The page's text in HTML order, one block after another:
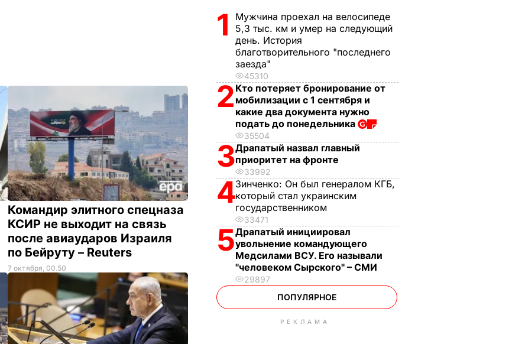
Командир элитного спецназа
КСИР не выходит на связь
после авиаударов Израиля
по Бейруту – Reuters
7 октября, 00.50
1
Мужчина проехал на велосипеде
5,3 тыс. км и умер на следующий
день. История
благотворительного "последнего
заезда"
45310
2 Кто потеряет бронирование от
мобилизации с 1 сентября и
какие два документа нужно
подать до понедельника
35504
3Драпатый назвал главный
приоритет на фронте
33992
4Зинченко: Он был генералом КГБ,
который стал украинским
государственником
33471
5Драпатый инициировал
увольнение командующего
Медсилами ВСУ. Его называли
"человеком Сырского" – СМИ
29897
ПОПУЛЯРНОЕ
РЕКЛАМА